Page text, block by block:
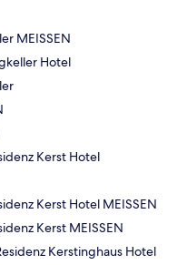
MEISSEN
Hotel
Kerst Hotel
Kerst Hotel MEISSEN
Kerst MEISSEN
Kerstinghaus Hotel